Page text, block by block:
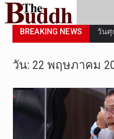
BREAKING NEWS วันศุ
เมื่
“สม
วัน: 22 พฤษภาคม